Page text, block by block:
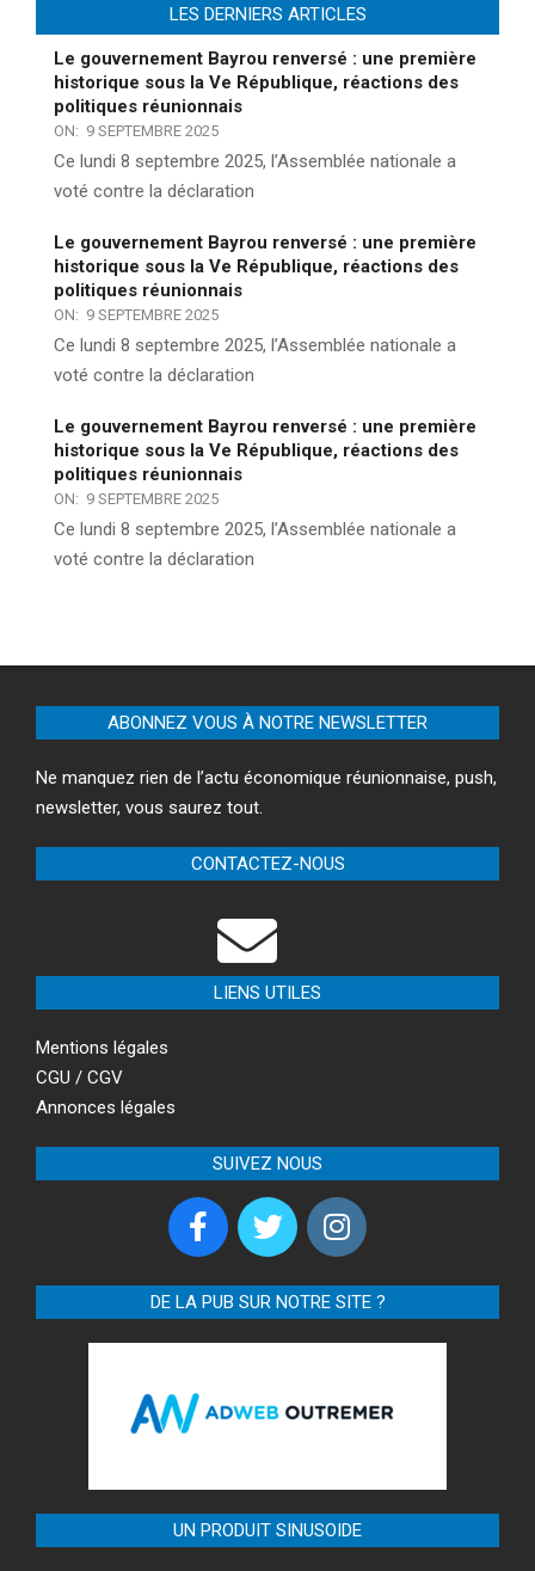
LES DERNIERS ARTICLES
Le gouvernement Bayrou renversé : une première
historique sous la Ve République, réactions des
politiques réunionnais
ON: 9 SEPTEMBRE 2025
Ce lundi 8 septembre 2025, l’Assemblée nationale a
voté contre la déclaration
Le gouvernement Bayrou renversé : une première
historique sous la Ve République, réactions des
politiques réunionnais
ON: 9 SEPTEMBRE 2025
Ce lundi 8 septembre 2025, l’Assemblée nationale a
voté contre la déclaration
Le gouvernement Bayrou renversé : une première
historique sous la Ve République, réactions des
politiques réunionnais
ON: 9 SEPTEMBRE 2025
Ce lundi 8 septembre 2025, l’Assemblée nationale a
voté contre la déclaration
ABONNEZ VOUS À NOTRE NEWSLETTER
Ne manquez rien de l’actu économique réunionnaise, push,
newsletter, vous saurez tout.
CONTACTEZ-NOUS
LIENS UTILES
Mentions légales
CGU / CGV
Annonces légales
SUIVEZ NOUS
DE LA PUB SUR NOTRE SITE ?
UN PRODUIT SINUSOIDE